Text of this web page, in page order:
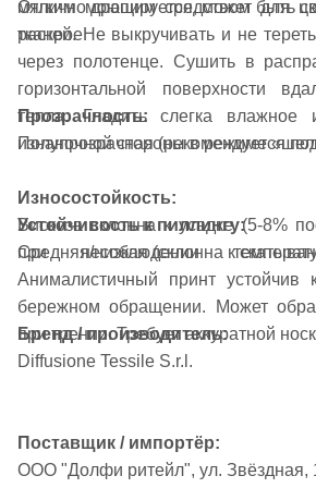
мягким моющим средством для
тканей. Не выкручивать и не
через полотенце. Сушить в
горизонтальной поверхности
тепла. Гладить слегка влажное
изнаночной стороны в режиме
Износостойкость:
Вискоза склонна к усадке (5-8%
при несоблюдении
Анималистичный принт устойчив
бережном обращении. Может
при трении. Требует аккуратной
Отлично драпируется, может быть
раскрое
Прозрачность:
Полупрозрачная (рекомендуется
Устойчивость к пиллингу:
Средняя/низкая (склонна к
Бренд / производитель:
Diffusione Tessile S.r.l.
Поставщик / импортёр:
ООО "Долфи ритейл", ул. Звёздная,